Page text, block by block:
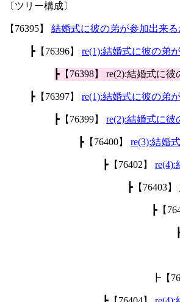
〔ツリー構成〕
【76395】 結婚式に彼の弟が参加出来
┣【76396】 re(1):結婚式に彼の弟
┣【76398】 re(2):結婚式に
┣【76397】 re(1):結婚式に彼の弟
┣【76399】 re(2):結婚式に
┣【76400】 re(3):結婚
┣【76402】 re(4):
┣【76403】
┣【
┣【